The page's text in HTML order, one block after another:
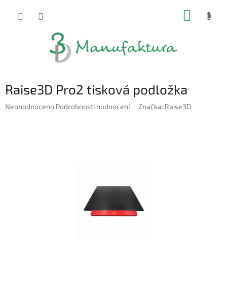
Raise3D Pro2 tisková podložka
Průměrné
Neohodnoceno Podrobnosti hodnocení Značka: Raise3D